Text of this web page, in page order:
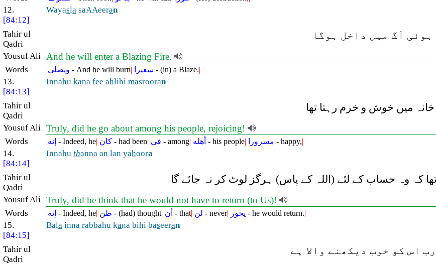
12.
[84:12]
Wayasla saAAeeran
Tahir ul
Qadri
آگ میں داخل ہوگا
Yousuf Ali And he will enter a Blazing Fire.
Words |ويصلى - And he will burn| سعيرا - (in) a Blaze.|
13.
[84:13]
Innahu kana fee ahlihi masrooran
Tahir ul
Qadri
خانہ میں خوش و خرم رہتا تھا
Yousuf Ali Truly, did he go about among his people, rejoicing!
Words |إنه - Indeed, he| كان - had been| في - among| أهله - his people| مسرورا - happy,|
14.
[84:14]
Innahu thanna an lan yahoora
Tahir ul
Qadri
کہ وہ حساب کے لئے (اللہ کے پاس) ہرگز لوٹ کر نہ جائے گا
Yousuf Ali Truly, did he think that he would not have to return (to Us)!
Words |إنه - Indeed, he| ظن - (had) thought| أن - that| لن - never| يحور - he would return.|
15.
[84:15]
Bala inna rabbahu kana bihi baseeran
Tahir ul
Qadri
اس کو خوب دیکھنے والا ہے